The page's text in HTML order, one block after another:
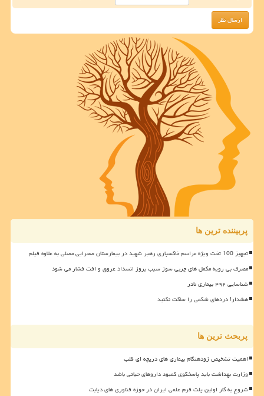
پربیننده ترین ها
تجهیز 100 تخت ویژه مراسم خاکسپاری رهبر شهید در بیمارستان صحرایی مصلی به علاوه فیلم
مصرف بی رویه مکمل های چربی سوز سبب بروز انسداد عروق و افت فشار می شود
شناسایی ۴۹۲ بیماری نادر
هشدار! دردهای شکمی را ساکت نکنید
پربحث ترین ها
اهمیت تشخیص زودهنگام بیماری های دریچه ای قلب
وزارت بهداشت باید پاسخگوی کمبود داروهای حیاتی باشد
شروع به کار اولین پلت فرم علمی ایران در حوزه فناوری های دیابت